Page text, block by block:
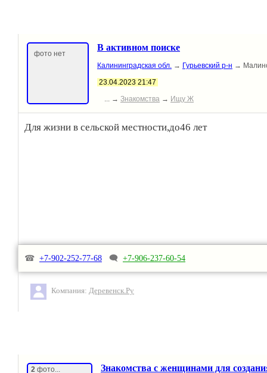
📌 Условия:
График: 3/3 07-15 или 08-16.
Бесплатное питание.
☎️ 89996912180
☎️ 89381040787
фото нет
В активном поиске
Калининградская обл. → Гурьевский р-н →
23.04.2023 21:47
... → Знакомства → Ищу Ж
Для жизни в сельской местности,до46 лет
☎ +7-902-252-77-68 🗨 +7-906-237-60-54
Компания: Деревенск.Ру
2 фото... Знакомства с женщинами для